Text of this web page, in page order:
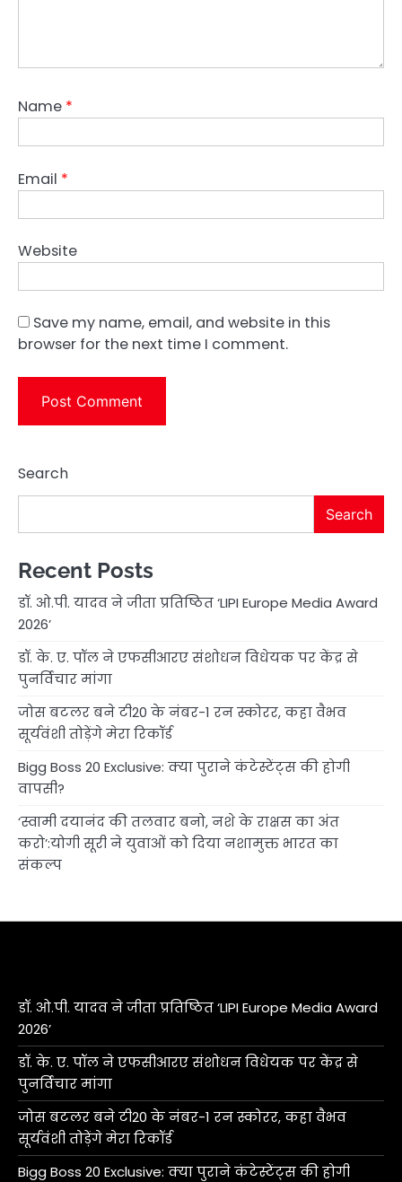
Name *
Email *
Website
Save my name, email, and website in this
browser for the next time I comment.
Search
Search
Recent Posts
डॉ. ओ.पी. यादव ने जीता प्रतिष्ठित ‘LIPI Europe Media Award
2026’
डॉ. के. ए. पॉल ने एफसीआरए संशोधन विधेयक पर केंद्र से
पुनर्विचार मांगा
जोस बटलर बने टी20 के नंबर-1 रन स्कोरर, कहा वैभव
सूर्यवंशी तोड़ेंगे मेरा रिकॉर्ड
Bigg Boss 20 Exclusive: क्या पुराने कंटेस्टेंट्स की होगी
वापसी?
‘स्वामी दयानंद की तलवार बनो, नशे के राक्षस का अंत
करो’:योगी सूरी ने युवाओं को दिया नशामुक्त भारत का
संकल्प
डॉ. ओ.पी. यादव ने जीता प्रतिष्ठित ‘LIPI Europe Media Award
2026’
डॉ. के. ए. पॉल ने एफसीआरए संशोधन विधेयक पर केंद्र से
पुनर्विचार मांगा
जोस बटलर बने टी20 के नंबर-1 रन स्कोरर, कहा वैभव
सूर्यवंशी तोड़ेंगे मेरा रिकॉर्ड
Bigg Boss 20 Exclusive: क्या पुराने कंटेस्टेंट्स की होगी